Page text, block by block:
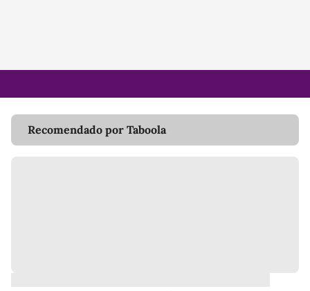
Recomendado por Taboola